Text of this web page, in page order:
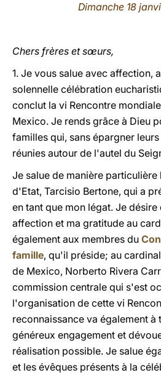
Dimanche 18
Chers frères et sœurs,
1. Je vous salue avec affection,
solennelle célébration
conclut la vi Rencontre
Mexico. Je rends grâce à Dieu
familles qui, sans épargner
réunies autour de l'autel du
Je salue de manière
d'Etat, Tarcisio Bertone, qui a
en tant que mon légat. Je
affection et ma gratitude au
également aux membres du
famille, qu'il préside; au
de Mexico, Norberto Rivera
commission centrale qui s'est
l'organisation de cette vi
reconnaissance va également à
généreux engagement et
réalisation possible. Je salue
et les évêques présents à la